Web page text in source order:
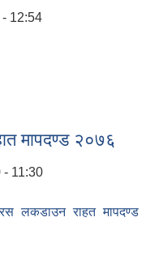
12:54
मापदण्ड २०७६
- 11:30
लकडाउन राहत मापदण्ड